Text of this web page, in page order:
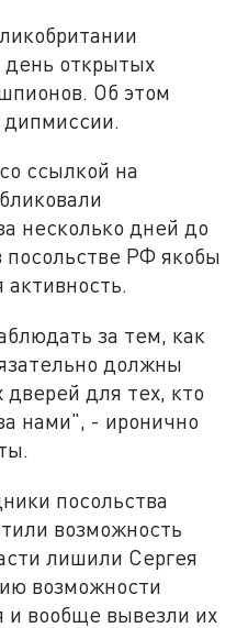
день открытых
Об этом
ссылкой на
несколько дней до
РФ якобы
за тем, как
должны
для тех, кто
нами", - иронично
посольства
возможность
лишили Сергея
возможности
и вообще вывезли их